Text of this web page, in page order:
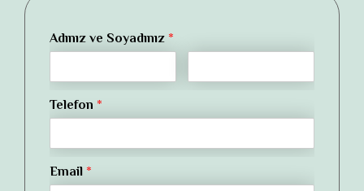
Adınız ve Soyadınız *
Telefon *
Email *